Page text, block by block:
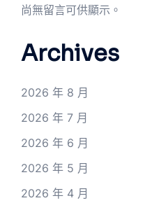
尚無留言可供顯示。
Archives
2026 年 8 月
2026 年 7 月
2026 年 6 月
2026 年 5 月
2026 年 4 月